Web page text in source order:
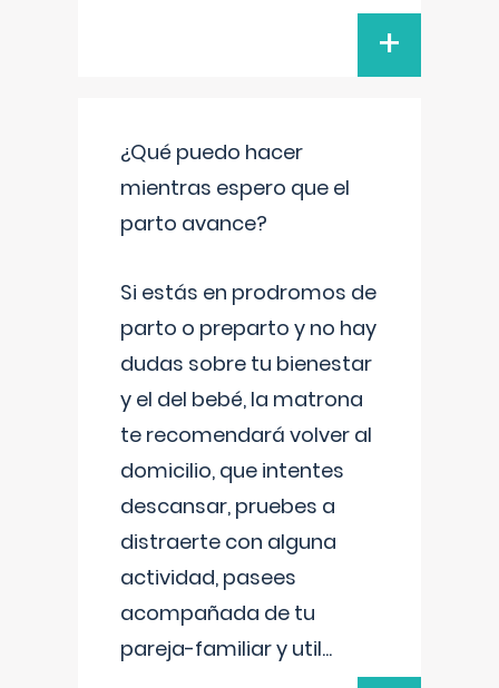
+
¿Qué puedo hacer
mientras espero que el
parto avance?
Si estás en prodromos de
parto o preparto y no hay
dudas sobre tu bienestar
y el del bebé, la matrona
te recomendará volver al
domicilio, que intentes
descansar, pruebes a
distraerte con alguna
actividad, pasees
acompañada de tu
pareja-familiar y util...